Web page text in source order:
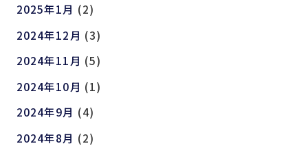
2025年1月 (2)
2024年12月 (3)
2024年11月 (5)
2024年10月 (1)
2024年9月 (4)
2024年8月 (2)